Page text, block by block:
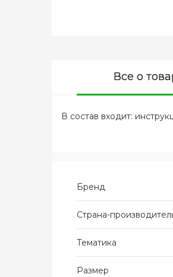
Все о
В состав входит:
Бренд
Страна-
Тематика
Размер